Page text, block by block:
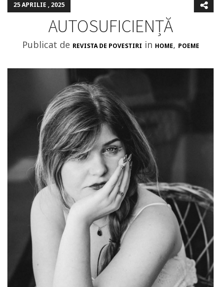
25 APRILIE , 2025
AUTOSUFICIENȚĂ
Publicat de REVISTA DE POVESTIRI in HOME, POEME